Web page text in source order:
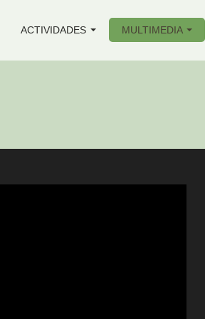
ACTIVIDADES MULTIMEDIA